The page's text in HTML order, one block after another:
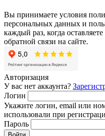
Вы принимаете условия
персональных данных и
каждый раз, когда
обратной связи на сайте.
Авторизация
У вас нет аккаунта?
Логин
Укажите логин, email или
использовали при
Пароль